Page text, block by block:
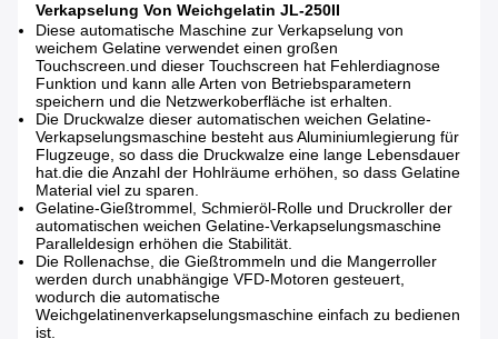
Verkapselung Von Weichgelatin JL-250II
Diese automatische Maschine zur Verkapselung von
weichem Gelatine verwendet einen großen
Touchscreen.und dieser Touchscreen hat Fehlerdiagnose
Funktion und kann alle Arten von Betriebsparametern
speichern und die Netzwerkoberfläche ist erhalten.
Die Druckwalze dieser automatischen weichen Gelatine-
Verkapselungsmaschine besteht aus Aluminiumlegierung für
Flugzeuge, so dass die Druckwalze eine lange Lebensdauer
hat.die die Anzahl der Hohlräume erhöhen, so dass Gelatine
Material viel zu sparen.
Gelatine-Gießtrommel, Schmieröl-Rolle und Druckroller der
automatischen weichen Gelatine-Verkapselungsmaschine
Paralleldesign erhöhen die Stabilität.
Die Rollenachse, die Gießtrommeln und die Mangerroller
werden durch unabhängige VFD-Motoren gesteuert,
wodurch die automatische
Weichgelatinenverkapselungsmaschine einfach zu bedienen
ist.